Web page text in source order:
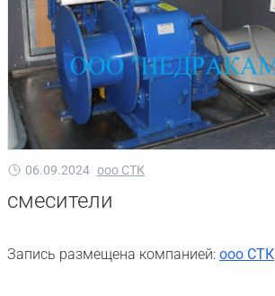
06.09.2024 ооо СТК
смесители
Запись размещена компанией: ооо СТК